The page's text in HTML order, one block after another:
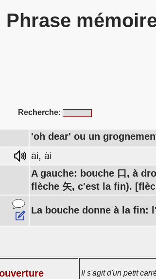
Phrase
Recherche:
'oh dear' ou un
āi, ài
A gauche: bouche 口, à
flèche 矢, c'est la fin).
La bouche donne à la fin:
Il s'agit d'un petit